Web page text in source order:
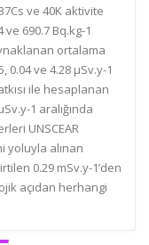
ve 40K aktivite
ve 690.7 Bq.kg-1
ortalama
0.04 ve 4.28 µSv.y-1
ile hesaplanan
1 aralığında
UNSCEAR
yoluyla alınan
0.29 mSv.y-1’den
açıdan herhangi